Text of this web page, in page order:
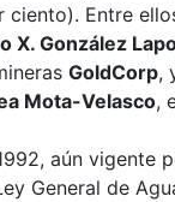
Entre
X. González
GoldCorp,
Mota-Velasco,
aún vigente
General de